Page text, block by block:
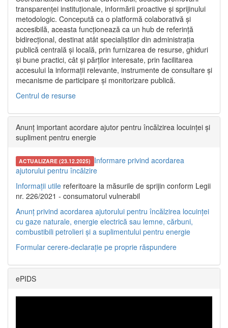
transparenței instituționale, informării proactive și sprijinului
metodologic. Concepută ca o platformă colaborativă și
accesibilă, aceasta funcționează ca un hub de referință
bidirecțional, destinat atât specialiștilor din administrația
publică centrală și locală, prin furnizarea de resurse, ghiduri
și bune practici, cât și părților interesate, prin facilitarea
accesului la informații relevante, instrumente de consultare și
mecanisme de participare și monitorizare publică.
Centrul de resurse
Anunț important acordare ajutor pentru încălzirea locuinței și
supliment pentru energie
ACTUALIZARE (23.12.2025) Informare privind acordarea
ajutorului pentru încălzire
Informații utile referitoare la măsurile de sprijin conform Legii
nr. 226/2021 - consumatorul vulnerabil
Anunț privind acordarea ajutorului pentru încălzirea locuinței
cu gaze naturale, energie electrică sau lemne, cărbuni,
combustibili petrolieri și a suplimentului pentru energie
Formular cerere-declarație pe proprie răspundere
ePIDS